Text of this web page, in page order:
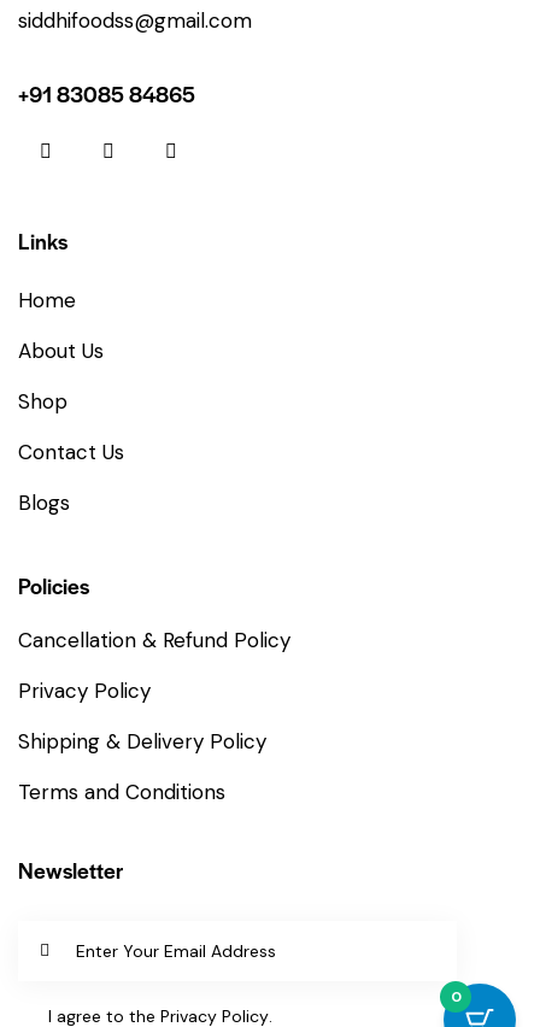
siddhifoodss@gmail.com
+91 83085 84865
Links
Home
About Us
Shop
Contact Us
Blogs
Policies
Cancellation & Refund Policy
Privacy Policy
Shipping & Delivery Policy
Terms and Conditions
Newsletter
IBE
I agree to the Privacy Policy.
0